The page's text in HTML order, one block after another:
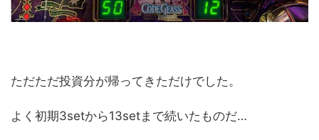
ただただ投資分が帰ってきただけでした。
よく初期3setから13setまで続いたものだ…